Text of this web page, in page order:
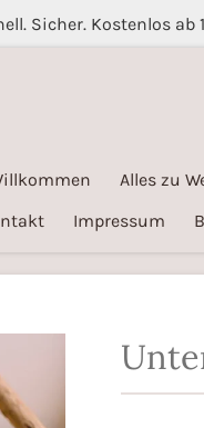
Sicher. Kostenlos ab
Alles zu
Impressum